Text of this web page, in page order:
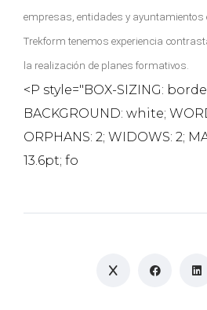
empresas, entidades y ayuntamientos
Trekform tenemos experiencia
la realización de planes formativos.
<P style="BOX-SIZING:
BACKGROUND: white;
ORPHANS: 2; WIDOWS: 2;
13.6pt; fo